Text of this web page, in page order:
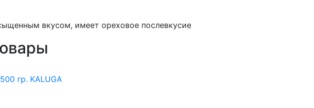
вкусом, имеет ореховое послевкусие